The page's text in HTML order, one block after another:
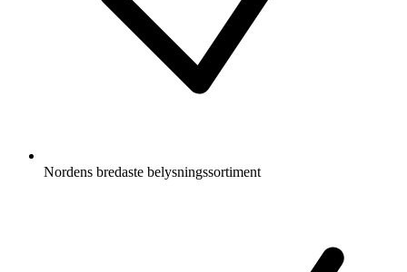
Nordens bredaste belysningssortiment